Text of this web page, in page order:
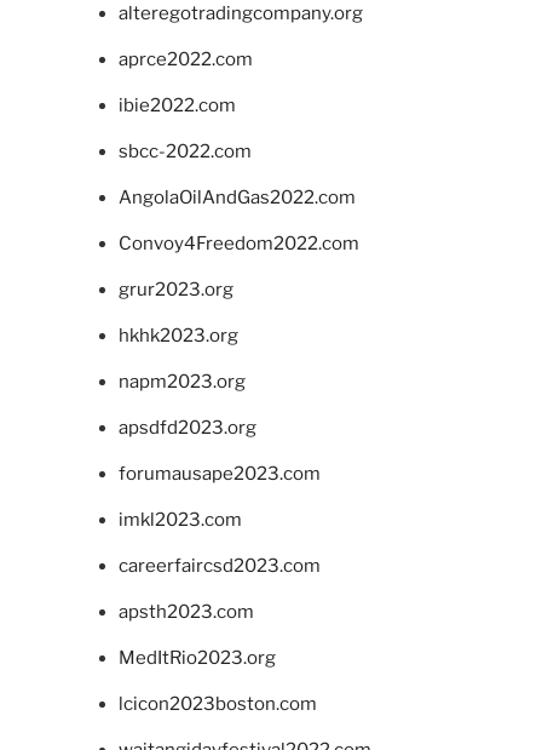
alteregotradingcompany.org
aprce2022.com
ibie2022.com
sbcc-2022.com
AngolaOilAndGas2022.com
Convoy4Freedom2022.com
grur2023.org
hkhk2023.org
napm2023.org
apsdfd2023.org
forumausape2023.com
imkl2023.com
careerfaircsd2023.com
apsth2023.com
MedItRio2023.org
lcicon2023boston.com